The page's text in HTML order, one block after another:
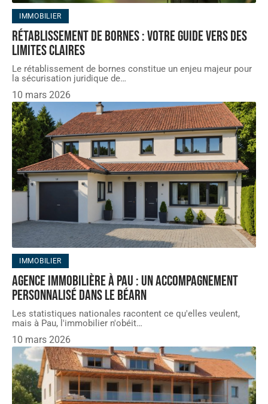
IMMOBILIER
Rétablissement de bornes : votre guide vers des
limites claires
Le rétablissement de bornes constitue un enjeu majeur pour
la sécurisation juridique de…
10 mars 2026
IMMOBILIER
Agence immobilière à Pau : un accompagnement
personnalisé dans le Béarn
Les statistiques nationales racontent ce qu'elles veulent,
mais à Pau, l'immobilier n'obéit…
10 mars 2026